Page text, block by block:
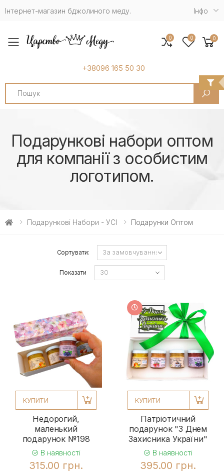
Інтернет-магазин бджолиного меду. Iнфо
Toggle mobile menu
+38096 165 50 30
Search
0 0 0
Подарункові набори оптом
для компанії з особистим
логотипом.
Подарункові Набори - УСІ Подарунки Оптом
Сортувати:
Показати
КУПИТИ
Недорогий,
маленький
подарунок №198
В наявності
315.00 грн.
КУПИТИ
Патріотичний
подарунок "З Днем
Захисника України"
В наявності
395.00 грн.